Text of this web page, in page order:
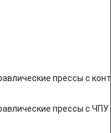
прессы с
прессы с